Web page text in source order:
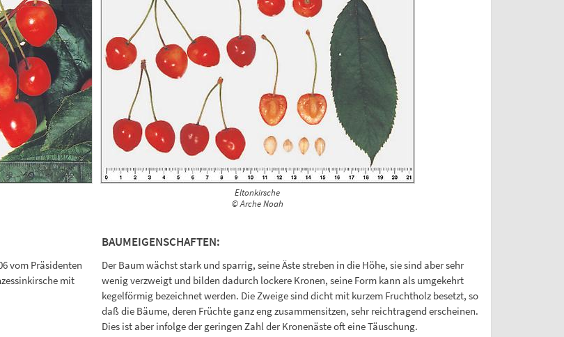
Eltonkirsche
© Arche Noah
vom Präsidenten
mit
BAUMEIGENSCHAFTEN:
Der Baum wächst stark und sparrig, seine Äste streben in die Höhe, sie sind aber sehr
wenig verzweigt und bilden dadurch lockere Kronen, seine Form kann als umgekehrt
kegelförmig bezeichnet werden. Die Zweige sind dicht mit kurzem Fruchtholz besetzt, so
daß die Bäume, deren Früchte ganz eng zusammensitzen, sehr reichtragend erscheinen.
Dies ist aber infolge der geringen Zahl der Kronenäste oft eine Täuschung.